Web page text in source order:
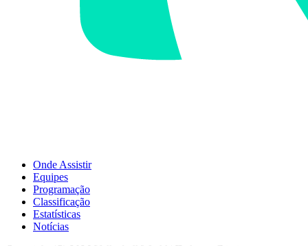
Onde Assistir
Equipes
Programação
Classificação
Estatísticas
Notícias